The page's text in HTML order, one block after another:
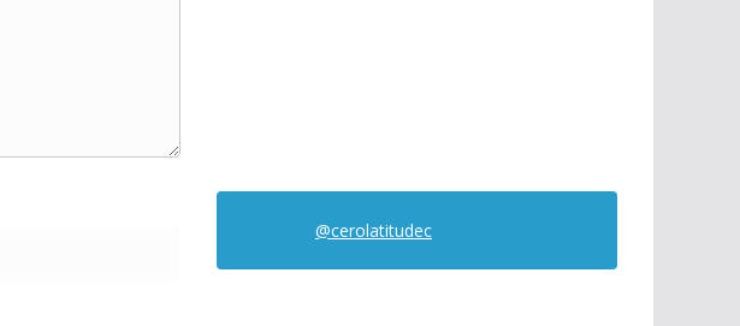
@cerolatitudec